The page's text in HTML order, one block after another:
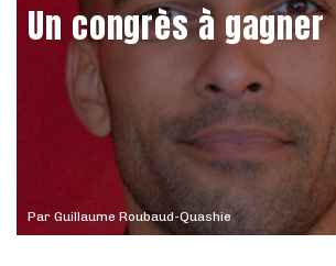
Par Guillaume Roubaud-Quashie
Un congrès à gagner